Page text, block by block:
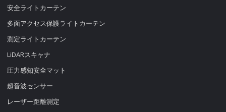
安全ライトカーテン
多面アクセス保護ライトカーテン
測定ライトカーテン
LiDARスキャナ
圧力感知安全マット
超音波センサー
レーザー距離測定